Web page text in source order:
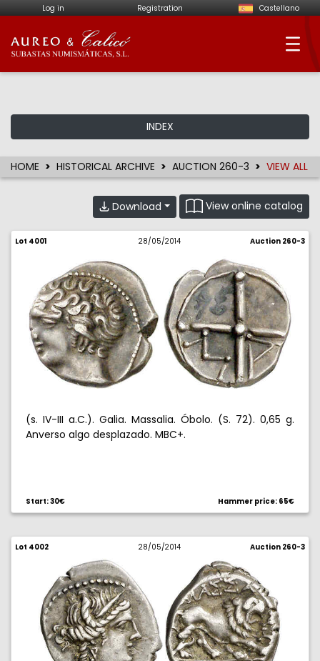
Log in Registration Castellano
Aureo & Calicó -
INDEX
HOME HISTORICAL ARCHIVE AUCTION 260-3 VIEW ALL
Download View online catalog
Lot 4001 28/05/2014 Auction 260-3
(s. IV-III a.C.). Galia. Massalia. Óbolo. (S. 72). 0,65 g.
Anverso algo desplazado. MBC+.
Start: 30€ Hammer price: 65€
Lot 4002 28/05/2014 Auction 260-3